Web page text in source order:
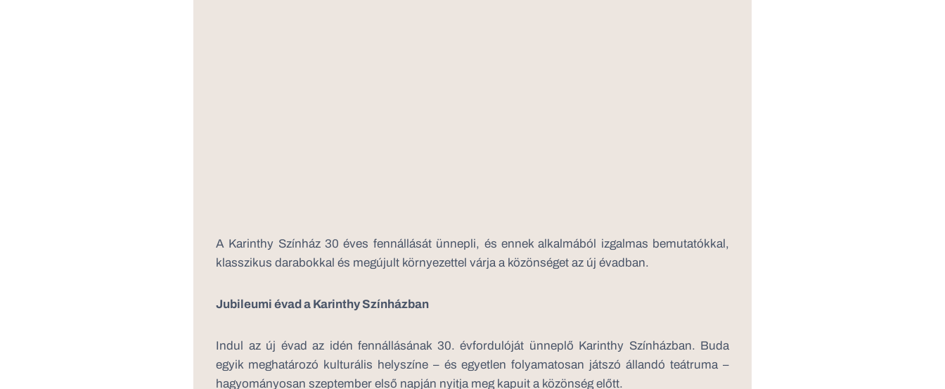
A Karinthy Színház 30 éves fennállását ünnepli, és ennek alkalmából izgalmas bemutatókkal,
klasszikus darabokkal és megújult környezettel várja a közönséget az új évadban.
Jubileumi évad a Karinthy Színházban
Indul az új évad az idén fennállásának 30. évfordulóját ünneplő Karinthy Színházban. Buda
egyik meghatározó kulturális helyszíne – és egyetlen folyamatosan játszó állandó teátruma –
hagyományosan szeptember első napján nyitja meg kapuit a közönség előtt.